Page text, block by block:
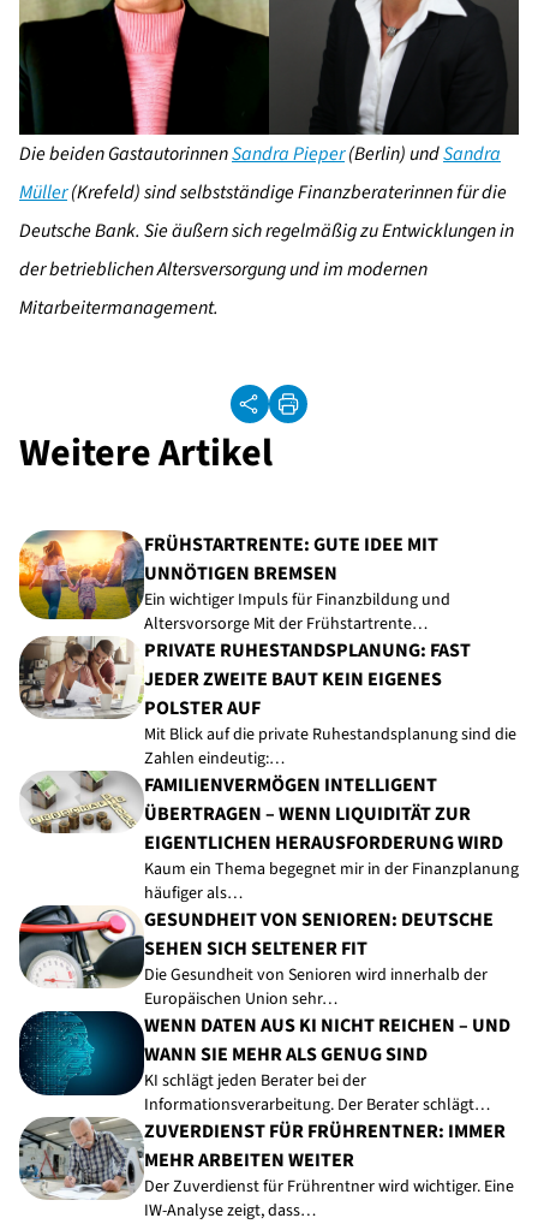
Die beiden GastautorinnenSandra Pieper(Berlin) undSandra
Müller(Krefeld) sind selbstständige Finanzberaterinnen für die
Deutsche Bank. Sie äußern sich regelmäßig zu Entwicklungen in
der betrieblichen Altersversorgung und im modernen
Mitarbeitermanagement.
Weitere Artikel
FRÜHSTARTRENTE: GUTE IDEE MIT
UNNÖTIGEN BREMSEN
Ein wichtiger Impuls für Finanzbildung und
Altersvorsorge Mit der Frühstartrente…
PRIVATE RUHESTANDSPLANUNG: FAST
JEDER ZWEITE BAUT KEIN EIGENES
POLSTER AUF
Mit Blick auf die private Ruhestandsplanung sind die
Zahlen eindeutig:…
FAMILIENVERMÖGEN INTELLIGENT
ÜBERTRAGEN – WENN LIQUIDITÄT ZUR
EIGENTLICHEN HERAUSFORDERUNG WIRD
Kaum ein Thema begegnet mir in der Finanzplanung
häufiger als…
GESUNDHEIT VON SENIOREN: DEUTSCHE
SEHEN SICH SELTENER FIT
Die Gesundheit von Senioren wird innerhalb der
Europäischen Union sehr…
WENN DATEN AUS KI NICHT REICHEN – UND
WANN SIE MEHR ALS GENUG SIND
KI schlägt jeden Berater bei der
Informationsverarbeitung. Der Berater schlägt…
ZUVERDIENST FÜR FRÜHRENTNER: IMMER
MEHR ARBEITEN WEITER
Der Zuverdienst für Frührentner wird wichtiger. Eine
IW-Analyse zeigt, dass…